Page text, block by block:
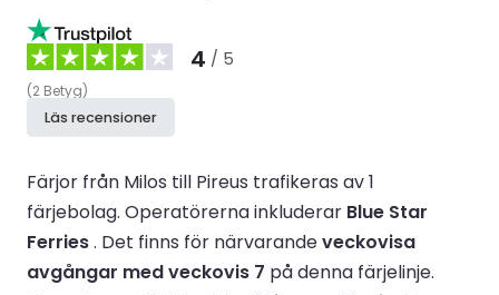
4 / 5
(2 Betyg)
Läs recensioner
Färjor från Milos till Pireus trafikeras av 1
färjebolag. Operatörerna inkluderar Blue Star
Ferries. Det finns för närvarandeveckovisa
avgångar med veckovis 7 på denna färjelinje.